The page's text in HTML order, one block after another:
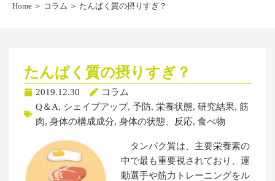
Home ＞ コラム ＞ たんぱく質の摂りすぎ？
たんぱく質の摂りすぎ？
2019.12.30
コラム
Q＆A, シェイプアップ, 予防, 栄養状態, 研究結果, 筋
肉, 身体の構成成分, 身体の状態、反応, 食べ物
タンパク質は、主要栄養素の
中で最も重要視されており、運
動選手や筋力トレーニングをル